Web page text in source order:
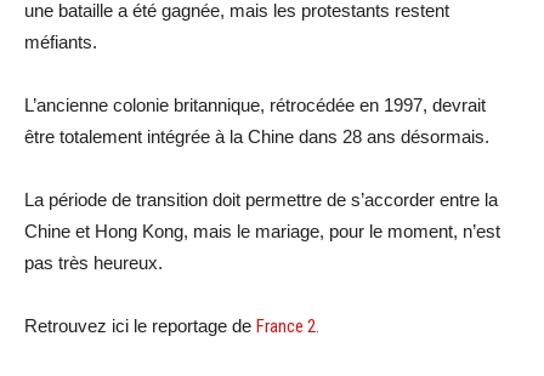
une bataille a été gagnée, mais les protestants restent
méfiants.
L’ancienne colonie britannique, rétrocédée en 1997, devrait
être totalement intégrée à la Chine dans 28 ans désormais.
La période de transition doit permettre de s’accorder entre la
Chine et Hong Kong, mais le mariage, pour le moment, n’est
pas très heureux.
Retrouvez ici le reportage de France 2.